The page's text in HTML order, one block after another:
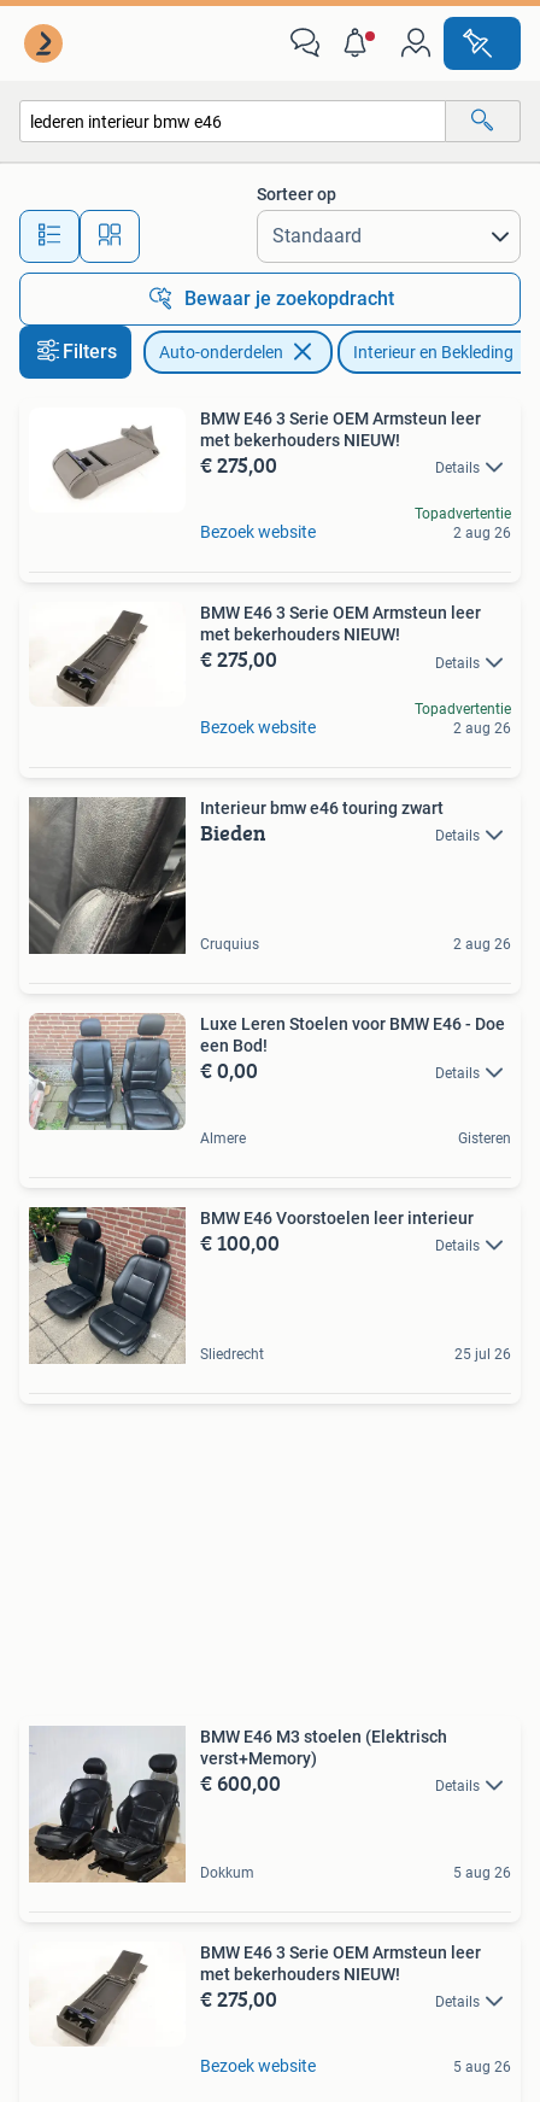
Alle afstanden…
Sorteer op
Bewaar je zoekopdracht
Filters Auto-onderdelen Interieur en Bekleding
BMW E46 3 Serie OEM Armsteun leer
met bekerhouders NIEUW!
€ 275,00 Details
Bezoek website
Topadvertentie
2 aug 26
BMW E46 3 Serie OEM Armsteun leer
met bekerhouders NIEUW!
€ 275,00 Details
Bezoek website
Topadvertentie
2 aug 26
Interieur bmw e46 touring zwart
Bieden Details
Cruquius 2 aug 26
Luxe Leren Stoelen voor BMW E46 - Doe
een Bod!
€ 0,00 Details
Almere Gisteren
BMW E46 Voorstoelen leer interieur
€ 100,00 Details
Sliedrecht 25 jul 26
BMW E46 M3 stoelen (Elektrisch
verst+Memory)
€ 600,00 Details
Dokkum 5 aug 26
BMW E46 3 Serie OEM Armsteun leer
met bekerhouders NIEUW!
€ 275,00 Details
Bezoek website 5 aug 26